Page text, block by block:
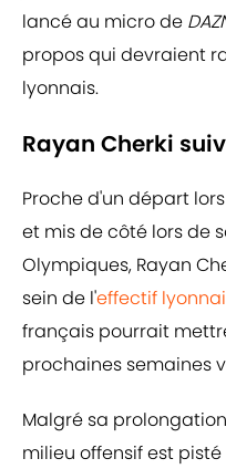
lancé au micro de
propos qui devraient
lyonnais.
Rayan Cherki
Proche d'un départ
et mis de côté lors de
Olympiques, Rayan
sein de l'effectif
français pourrait
prochaines semaines
Malgré sa
milieu offensif est